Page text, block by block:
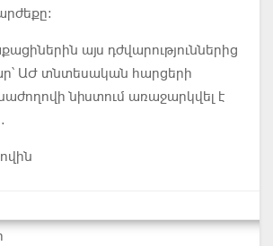
այս դժվարություններից
ԱԺ տնտեսական հարցերի
նիստում առաջարկվել է